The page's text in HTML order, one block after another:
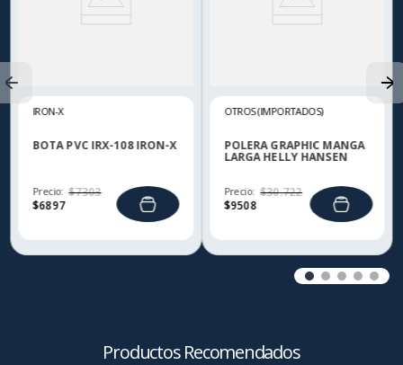
IRON-X
BOTA PVC IRX-108 IRON-X
Precio:
$6897
$7303
OTROS (IMPORTADOS)
POLERA GRAPHIC MANGA
LARGA HELLY HANSEN
Precio:
$9508
$30.722
Productos Recomendados